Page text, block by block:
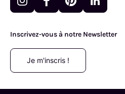
Inscrivez-vous à notre Newsletter
Je m'inscris !